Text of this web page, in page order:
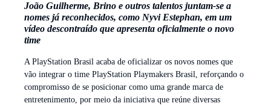
João Guilherme, Brino e outros talentos juntam-se a
nomes já reconhecidos, como Nyvi Estephan, em um
vídeo descontraído que apresenta oficialmente o novo
time
A PlayStation Brasil acaba de oficializar os novos nomes que
vão integrar o time PlayStation Playmakers Brasil, reforçando o
compromisso de se posicionar como uma grande marca de
entretenimento, por meio da iniciativa que reúne diversas